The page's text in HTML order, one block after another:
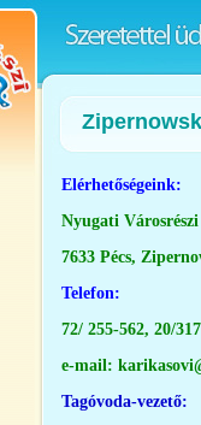
Elérhetőségeink:
Nyugati
7633 Pécs,
Telefon:
72/ 255-562, 20/
e-mail:
Tagóvoda-vezető: